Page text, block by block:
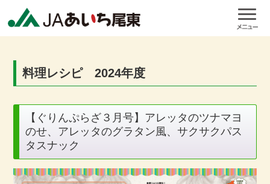
料理レシピ 2024年度
【ぐりんぷらざ３月号】アレッタのツナマヨ
のせ、アレッタのグラタン風、サクサクパス
タスナック